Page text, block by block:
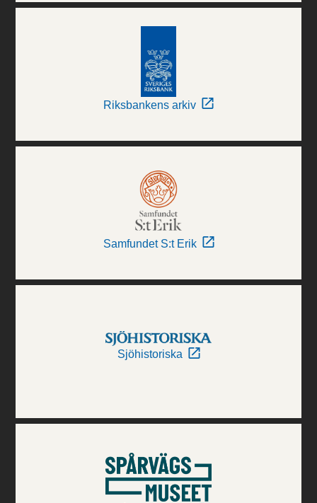
Riksbankens arkiv
Samfundet S:t Erik
Sjöhistoriska